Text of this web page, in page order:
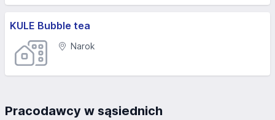
KULE Bubble tea
Narok
Pracodawcy w sąsiednich